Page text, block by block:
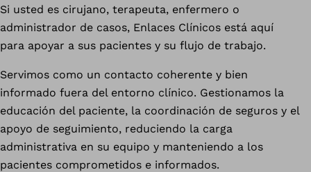
Si usted es cirujano, terapeuta, enfermero o
administrador de casos, Enlaces Clínicos está aquí
para apoyar a sus pacientes y su flujo de trabajo.
Servimos como un contacto coherente y bien
informado fuera del entorno clínico. Gestionamos la
educación del paciente, la coordinación de seguros y el
apoyo de seguimiento, reduciendo la carga
administrativa en su equipo y manteniendo a los
pacientes comprometidos e informados.